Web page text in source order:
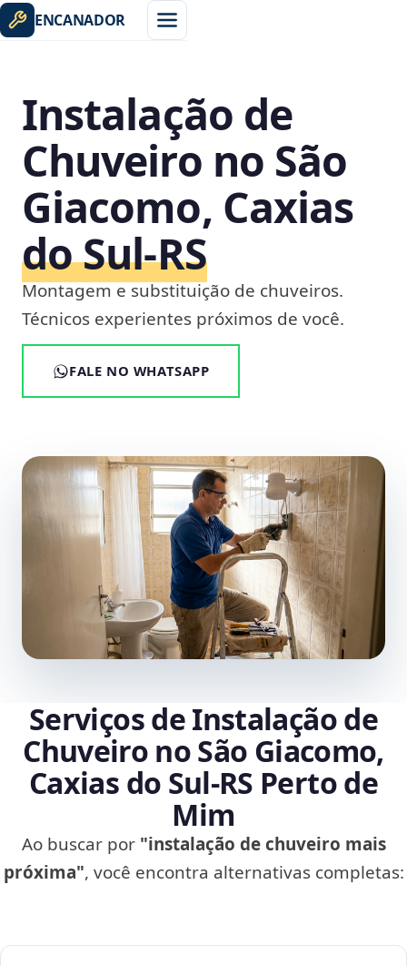
ENCANADOR
Instalação de
Chuveiro no São
Giacomo, Caxias
do Sul‑RS
Montagem e substituição de chuveiros.
Técnicos experientes próximos de você.
FALE NO WHATSAPP
Serviços de Instalação de
Chuveiro no São Giacomo,
Caxias do Sul‑RS Perto de
Mim
Ao buscar por "instalação de chuveiro mais
próxima", você encontra alternativas completas: